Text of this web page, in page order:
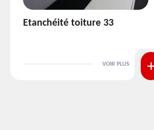
Réparation de toiture 33
VOIR PLUS